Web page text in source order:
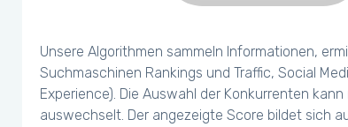
Unsere Algorithmen sammeln Informationen,
Suchmaschinen Rankings und Traffic, Social
Experience). Die Auswahl der Konkurrenten
auswechselt. Der angezeigte Score bildet sich